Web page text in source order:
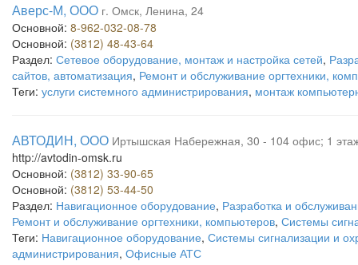
Аверс-М, ООО г. Омск, Ленина, 24
Основной: 8-962-032-08-78
Основной: (3812) 48-43-64
Раздел: Сетевое оборудование, монтаж и настройка сетей,
сайтов, автоматизация, Ремонт и обслуживание оргтехники,
Теги: услуги системного администрирования, монтаж
АВТОДИН, ООО Иртышская Набережная, 30 - 104 офис; 1
http://avtodin-omsk.ru
Основной: (3812) 33-90-65
Основной: (3812) 53-44-50
Раздел: Навигационное оборудование, Разработка и
Ремонт и обслуживание оргтехники, компьютеров, Системы
Теги: Навигационное оборудование, Системы сигнализации и
администрирования, Офисные АТС